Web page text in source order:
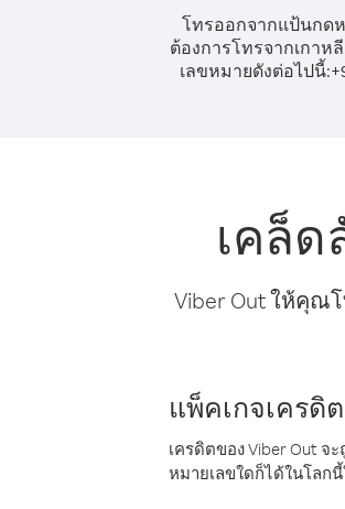
โทรออกจากแป้นกด
ต้องการโทรจากเกาห
เลขหมายดังต่อไปนี้:+
เคล็ด
Viber Out ให้คุณ
แพ็คเกจเครดิต
เครดิตของ Viber Out
หมายเลขใดก็ได้ในโลก